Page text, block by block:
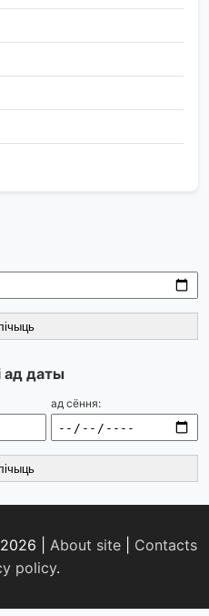
ад даты
ад сёння:
| About site| Contacts
policy.